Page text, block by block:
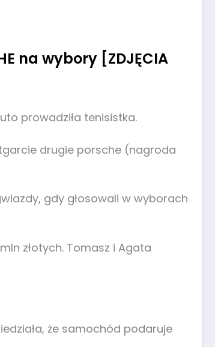
na wybory [ZDJĘCIA
prowadziła tenisistka.
drugie porsche (nagroda
gdy głosowali w wyborach
złotych. Tomasz i Agata
że samochód podaruje